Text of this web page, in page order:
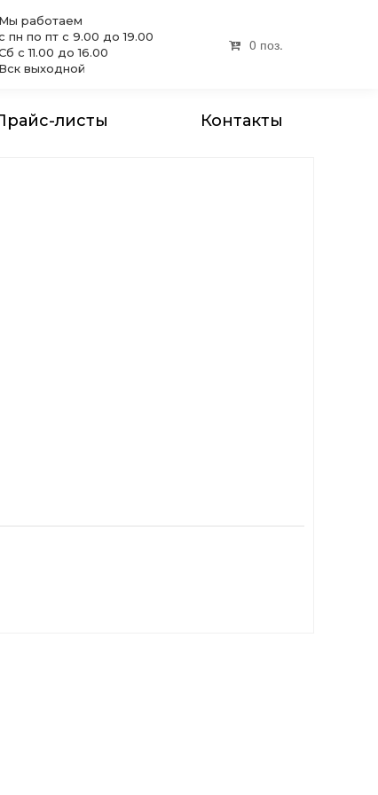
Мы работаем
пн по пт с 9.00 до 19.00
с 11.00 до 16.00
Вск выходной
0 поз.
листы Контакты